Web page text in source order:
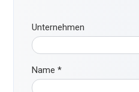
Unternehmen
Name*